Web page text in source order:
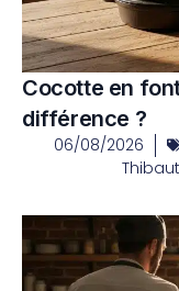
Cocotte en
différence ?
06/08/2026